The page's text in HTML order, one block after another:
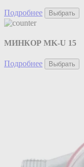
Подробнее Выбрать
МИНКОР MK-U 15
Подробнее Выбрать